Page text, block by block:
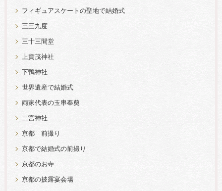
フィギュアスケートの聖地で結婚式
三三九度
三十三間堂
上賀茂神社
下鴨神社
世界遺産で結婚式
両家代表の玉串奉奠
二宮神社
京都 前撮り
京都で結婚式の前撮り
京都のお寺
京都の披露宴会場